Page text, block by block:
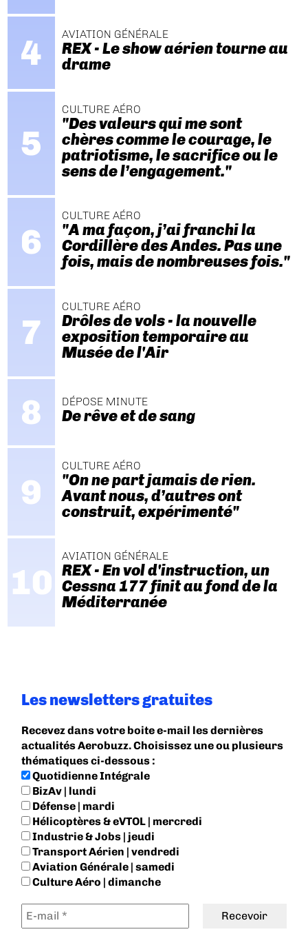
AVIATION GÉNÉRALE
REX - Le show aérien tourne au
drame
CULTURE AÉRO
"Des valeurs qui me sont
chères comme le courage, le
patriotisme, le sacrifice ou le
sens de l’engagement."
CULTURE AÉRO
"A ma façon, j’ai franchi la
Cordillère des Andes. Pas une
fois, mais de nombreuses fois."
CULTURE AÉRO
Drôles de vols - la nouvelle
exposition temporaire au
Musée de l'Air
DÉPOSE MINUTE
De rêve et de sang
CULTURE AÉRO
"On ne part jamais de rien.
Avant nous, d’autres ont
construit, expérimenté"
AVIATION GÉNÉRALE
REX - En vol d'instruction, un
Cessna 177 finit au fond de la
Méditerranée
Les newsletters gratuites
Recevez dans votre boite e-mail les dernières
actualités Aerobuzz. Choisissez une ou plusieurs
thématiques ci-dessous :
Quotidienne Intégrale
BizAv | lundi
Défense | mardi
Hélicoptères & eVTOL | mercredi
Industrie & Jobs | jeudi
Transport Aérien | vendredi
Aviation Générale | samedi
Culture Aéro | dimanche